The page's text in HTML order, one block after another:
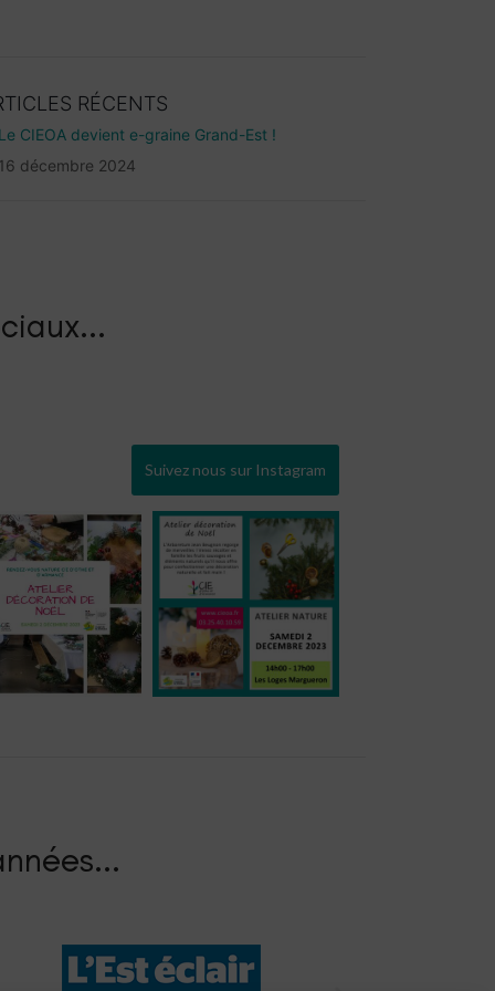
RÉCENTS
Le CIEOA devient e-graine Grand-Est !
16 décembre 2024
Suivez nous sur Instagram